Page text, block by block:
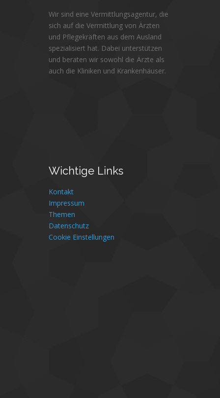
Wir sind eine Vermittlungsagentur, die
sich auf die Vermittlung von Ärzten
und Pflegekräften aus dem Ausland
spezialisiert hat. Dabei unterstützen
und beraten wir sowohl die Ärzte als
auch die Kliniken und Krankenhäuser.
Wichtige Links
Kontakt
Impressum
Themen
Datenschutz
Cookie Einstellungen